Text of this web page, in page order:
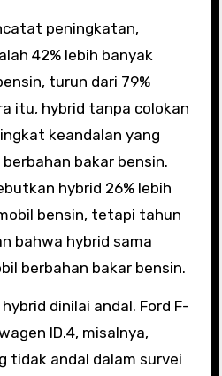
peningkatan,
42% lebih banyak
turun dari 79%
itu, hybrid tanpa colokan
keandalan yang
bakar bensin.
hybrid 26% lebih
bensin, tetapi tahun
bahwa hybrid sama
berbahan bakar bensin.
dinilai andal. Ford F-
ID.4, misalnya,
tidak andal dalam survei